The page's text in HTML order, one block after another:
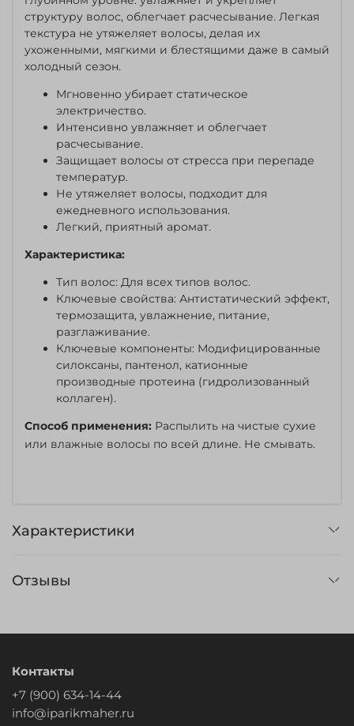
структуру волос, облегчает расчесывание. Легкая
текстура не утяжеляет волосы, делая их
ухоженными, мягкими и блестящими даже в самый
холодный сезон.
Мгновенно убирает статическое
электричество.
Интенсивно увлажняет и облегчает
расчесывание.
Защищает волосы от стресса при перепаде
температур.
Не утяжеляет волосы, подходит для
ежедневного использования.
Легкий, приятный аромат.
Характеристика:
Тип волос: Для всех типов волос.
Ключевые свойства: Антистатический эффект,
термозащита, увлажнение, питание,
разглаживание.
Ключевые компоненты: Модифицированные
силоксаны, пантенол, катионные
производные протеина (гидролизованный
коллаген).
Способ применения: Распылить на чистые сухие
или влажные волосы по всей длине. Не смывать.
Характеристики
Отзывы
Контакты
+7 (900) 634-14-44
info@iparikmaher.ru